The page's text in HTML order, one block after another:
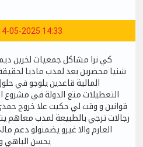
05-2025 14:33
كي نرا مشاكل جمعيات لخرين
شنيا محضرين بعد لمدب ماديا
المالية قاعدين يلوجو في
التعطيلات متع الدولة في مشروع
قوانين و وقت لي حكيت علا خروج
رجالات ترجي بالطبيعة لمدب معاهم
العارم والا غيرو يضمنولو دعم
يحسن الباهي و